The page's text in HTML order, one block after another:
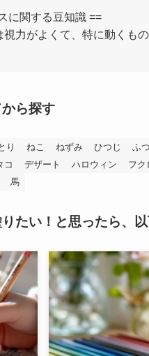
に関する豆知識 ==
視力がよくて、特に動くも
ら探す
り ねこ ねずみ ひつじ ふ
コ デザート ハロウィン フク
馬
たい！と思ったら、